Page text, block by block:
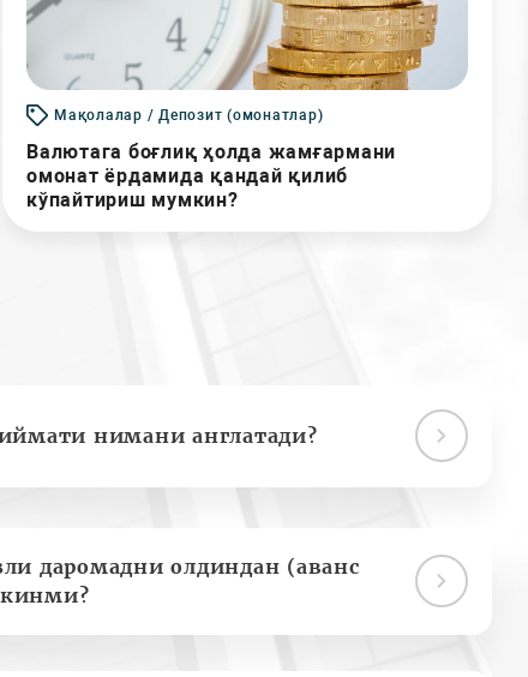
Мақолалар / Депозит (омонатлар)
Валютага боғлиқ ҳолда жамғармани
омонат ёрдамида қандай қилиб
кўпайтириш мумкин?
нимани англатади?
даромадни олдиндан (аванс